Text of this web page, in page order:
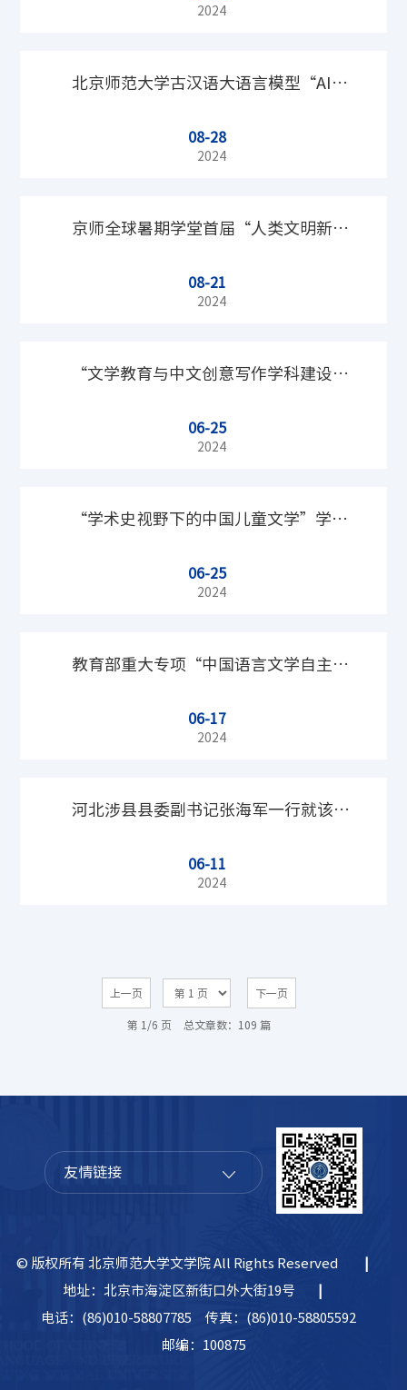
2024
北京师范大学古汉语大语言模型“AI太
炎 2.0”发布会成功举办
08-28
2024
京师全球暑期学堂首届“人类文明新形
态视阈下的汉字·汉语·汉学与社会发
08-21
2024
“文学教育与中文创意写作学科建设高
端论坛”在北京师范大学召开
06-25
2024
“学术史视野下的中国儿童文学”学术
研讨会在北京师范大学召开
06-25
2024
教育部重大专项“中国语言文学自主知
识体系的理论创新与当代实践”开题会
06-17
2024
河北涉县县委副书记张海军一行就该县
文旅融合发展策略来访我院
06-11
2024
上一页 下一页
第 1/6 页 总文章数：109 篇
友情链接
© 版权所有 北京师范大学文学院 All Rights Reserved
地址：北京市海淀区新街口外大街19号
电话：(86)010-58807785
传真：(86)010-58805592
邮编：100875